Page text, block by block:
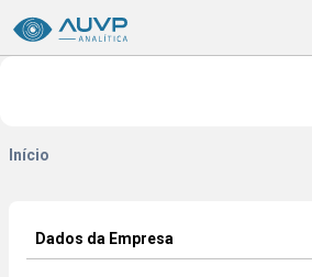
Início
Dados da Empresa